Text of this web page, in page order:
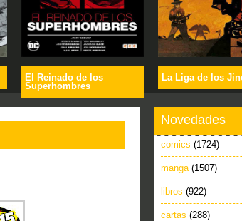
El Reinado de los
Superhombres
La Liga de los
Novedades
comics (1724)
manga (1507)
libros (922)
cartas (288)